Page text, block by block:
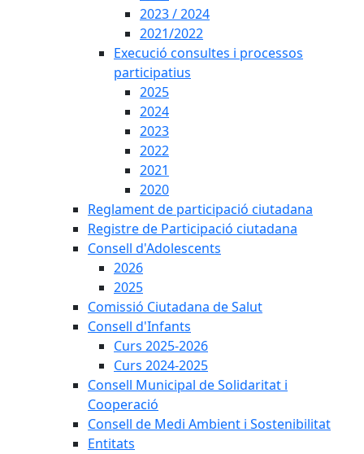
2023 / 2024
2021/2022
Execució consultes i processos
participatius
2025
2024
2023
2022
2021
2020
Reglament de participació ciutadana
Registre de Participació ciutadana
Consell d'Adolescents
2026
2025
Comissió Ciutadana de Salut
Consell d'Infants
Curs 2025-2026
Curs 2024-2025
Consell Municipal de Solidaritat i
Cooperació
Consell de Medi Ambient i Sostenibilitat
Entitats